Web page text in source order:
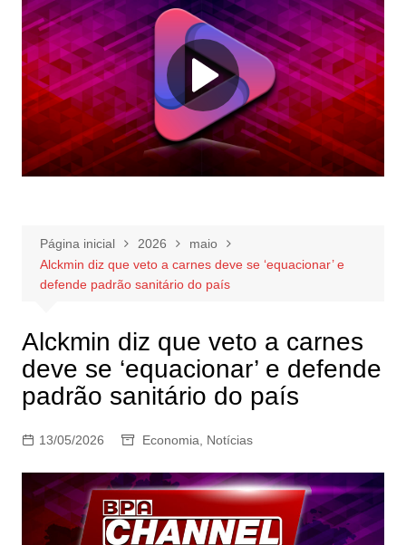
Página inicial 2026
maio
Alckmin diz que veto a carnes deve se ‘equacionar’ e
defende padrão sanitário do país
Alckmin diz que veto a carnes
deve se ‘equacionar’ e defende
padrão sanitário do país
13/05/2026 Economia Notícias